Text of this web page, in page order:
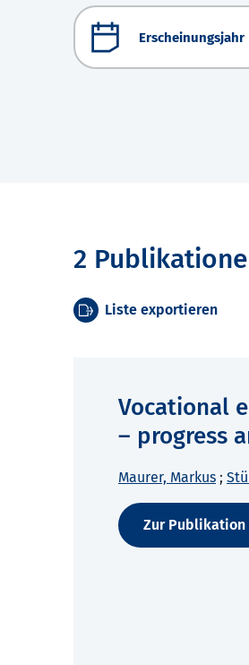
Erscheinungsjahr
2
Liste exportieren
Vocational
– progress
Maurer, Markus ;
Zur Publikation